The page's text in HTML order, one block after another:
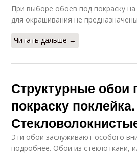
При выборе обоев под покраску
для окрашивания не
Читать дальше →
Структурные обои
покраску поклейка.
Эти обои заслуживают особого
подробнее. Обои из стеклоткани,